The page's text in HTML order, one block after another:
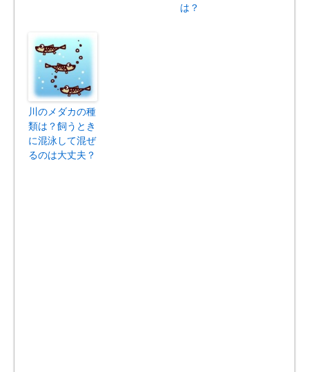
は？
川のメダカの種
類は？飼うとき
に混泳して混ぜ
るのは大丈夫？